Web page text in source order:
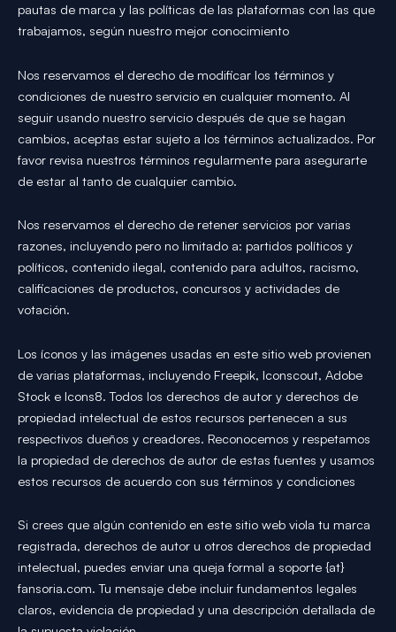
pautas de marca y las políticas de las plataformas con las que
trabajamos, según nuestro mejor conocimiento
Nos reservamos el derecho de modificar los términos y
condiciones de nuestro servicio en cualquier momento. Al
seguir usando nuestro servicio después de que se hagan
cambios, aceptas estar sujeto a los términos actualizados. Por
favor revisa nuestros términos regularmente para asegurarte
de estar al tanto de cualquier cambio.
Nos reservamos el derecho de retener servicios por varias
razones, incluyendo pero no limitado a: partidos políticos y
políticos, contenido ilegal, contenido para adultos, racismo,
calificaciones de productos, concursos y actividades de
votación.
Los íconos y las imágenes usadas en este sitio web provienen
de varias plataformas, incluyendo Freepik, Iconscout, Adobe
Stock e Icons8. Todos los derechos de autor y derechos de
propiedad intelectual de estos recursos pertenecen a sus
respectivos dueños y creadores. Reconocemos y respetamos
la propiedad de derechos de autor de estas fuentes y usamos
estos recursos de acuerdo con sus términos y condiciones
Si crees que algún contenido en este sitio web viola tu marca
registrada, derechos de autor u otros derechos de propiedad
intelectual, puedes enviar una queja formal a soporte {at}
fansoria.com. Tu mensaje debe incluir fundamentos legales
claros, evidencia de propiedad y una descripción detallada de